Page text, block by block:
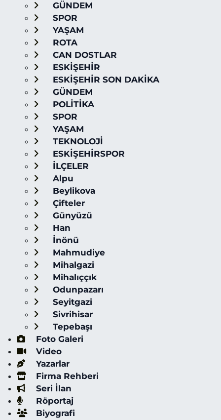
GÜNDEM
SPOR
YAŞAM
ROTA
CAN DOSTLAR
ESKİŞEHİR
ESKİŞEHİR SON DAKİKA
GÜNDEM
POLİTİKA
SPOR
YAŞAM
TEKNOLOJİ
ESKİŞEHİRSPOR
İLÇELER
Alpu
Beylikova
Çifteler
Günyüzü
Han
İnönü
Mahmudiye
Mihalgazi
Mihalıççık
Odunpazarı
Seyitgazi
Sivrihisar
Tepebaşı
Foto Galeri
Video
Yazarlar
Firma Rehberi
Seri İlan
Röportaj
Biyografi